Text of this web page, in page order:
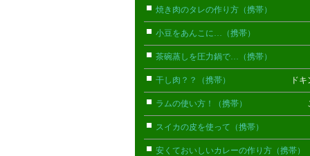
焼き肉のタレの作り方（携帯）
小豆をあんこに…（携帯）
茶碗蒸しを圧力鍋で…（携帯）
干し肉？？（携帯） ドキンちゃ
ラムの使い方！（携帯） このみ(
スイカの皮を使って（携帯）
安くておいしいカレーの作り方（携帯）